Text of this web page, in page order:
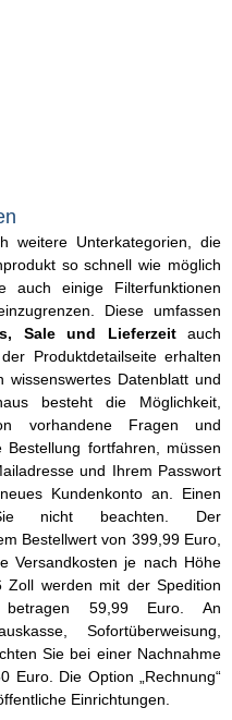
weitere Unterkategorien, die
so schnell wie möglich
auch einige Filterfunktionen
Diese umfassen
Sale und Lieferzeitauch
Produktdetailseite erhalten
Datenblatt und
besteht die Möglichkeit,
vorhandene Fragen und
fortfahren, müssen
und Ihrem Passwort
Kundenkonto an. Einen
Sie nicht beachten. Der
Bestellwert von 399,99 Euro,
Versandkosten je nach Höhe
Zoll werden mit der Spedition
59,99 Euro. An
Sofortüberweisung,
Sie bei einer Nachnahme
Euro. Die Option „Rechnung“
Einrichtungen.